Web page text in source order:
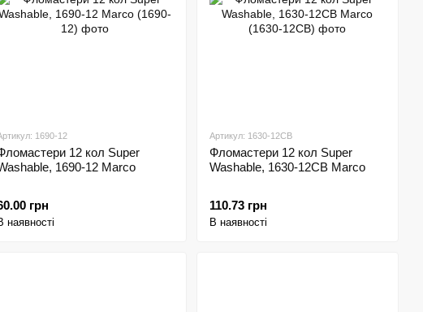
1690-12
12 кол Super
1690-12 Marco
грн
наявності
Артикул: 1630-12CB
Фломастери 12 кол Super
Washable, 1630-12CB Marco
110.73 грн
В наявності